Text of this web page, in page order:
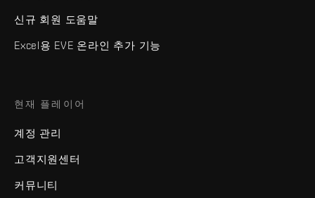
신규 회원 도움말
Excel용 EVE 온라인 추가 기능
현재 플레이어
계정 관리
고객지원센터
커뮤니티